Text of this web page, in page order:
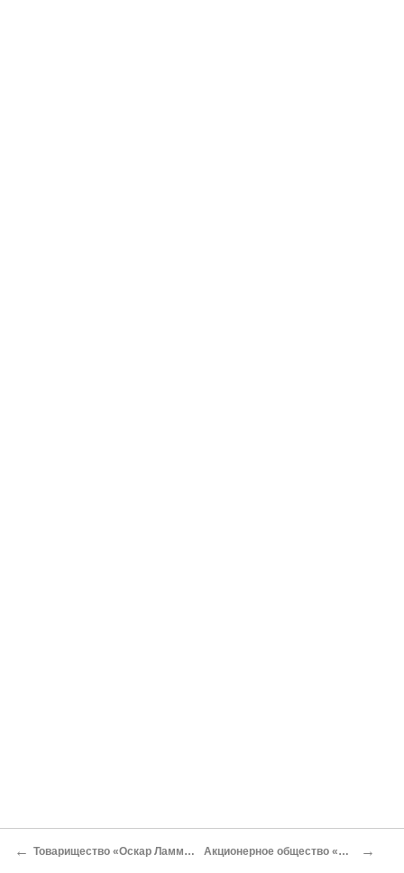
← Товарищество «Оскар Ламм-младший» Акционерное общество «Сепаратор» →